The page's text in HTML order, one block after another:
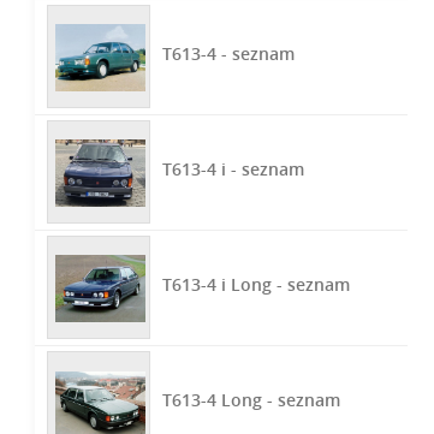
T613-4 - seznam
T613-4 i - seznam
T613-4 i Long - seznam
T613-4 Long - seznam